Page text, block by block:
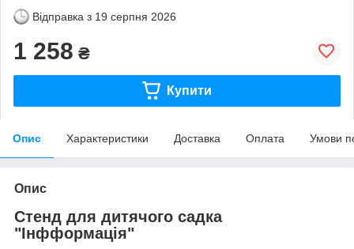
Відправка з 19 серпня 2026
1 258 ₴
Купити
Опис Характеристики Доставка Оплата Умови
Опис
Стенд для дитячого садка
"Інфформація"